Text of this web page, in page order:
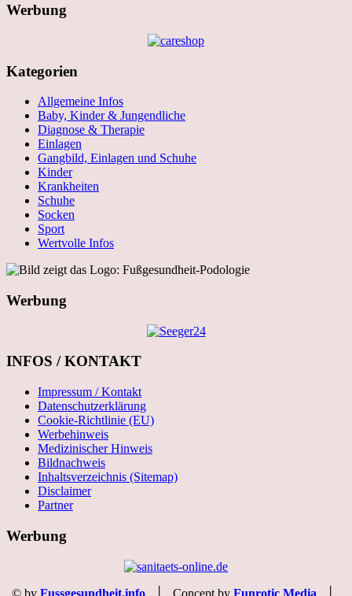
Werbung
Kategorien
Allgemeine Infos
Baby, Kinder & Jungendliche
Diagnose & Therapie
Einlagen
Gangbild, Einlagen und Schuhe
Kinder
Krankheiten
Schuhe
Socken
Sport
Wertvolle Infos
Werbung
INFOS / KONTAKT
Impressum / Kontakt
Datenschutzerklärung
Cookie-Richtlinie (EU)
Werbehinweis
Medizinischer Hinweis
Bildnachweis
Inhaltsverzeichnis (Sitemap)
Disclaimer
Partner
Werbung
© by Fussgesundheit.info│ Concept by Funrotic Media